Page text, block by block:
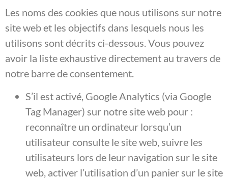
Les noms des cookies que nous utilisons sur notre
site web et les objectifs dans lesquels nous les
utilisons sont décrits ci-dessous. Vous pouvez
avoir la liste exhaustive directement au travers de
notre barre de consentement.
S’il est activé, Google Analytics (via Google
Tag Manager) sur notre site web pour :
reconnaître un ordinateur lorsqu’un
utilisateur consulte le site web, suivre les
utilisateurs lors de leur navigation sur le site
web, activer l’utilisation d’un panier sur le site